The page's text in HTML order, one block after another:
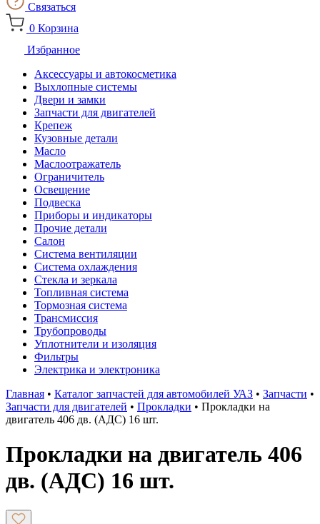
Связаться
0 Корзина
Избранное
Аксессуары и автокосметика
Выхлопные системы
Двери и замки
Запчасти для двигателей
Крепеж
Кузовные детали
Масло
Маслоотражатель
Ограничитель
Освещение
Подвеска
Приборы и индикаторы
Прочие детали
Салон
Система вентиляции
Система охлаждения
Стекла и зеркала
Топливная система
Тормозная система
Трансмиссия
Трубопроводы
Уплотнители и изоляция
Фильтры
Электрика и электроника
Главная • Каталог запчастей для автомобилей УАЗ • Запчасти •
Запчасти для двигателей • Прокладки • Прокладки на
двигатель 406 дв. (АДС) 16 шт.
Прокладки на двигатель 406
дв. (АДС) 16 шт.